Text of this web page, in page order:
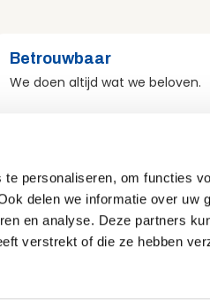
personaliseren, om functies
delen we informatie over uw
en analyse. Deze partners
verstrekt of die ze hebben
Betrouwbaar
We doen altijd wat we beloven.
Veiligheid voor mens, materieel
en omgeving.
Voorwaarden